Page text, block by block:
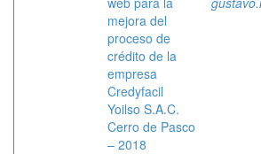
mejora del
proceso de
crédito de la
empresa
Credyfacil
Yoilso S.A.C.
Cerro de Pasco
– 2018